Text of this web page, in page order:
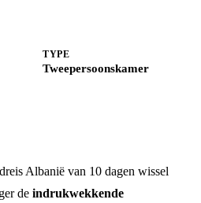
TYPE
Tweepersoonskamer
Albanië van 10 dagen wissel
de indrukwekkende